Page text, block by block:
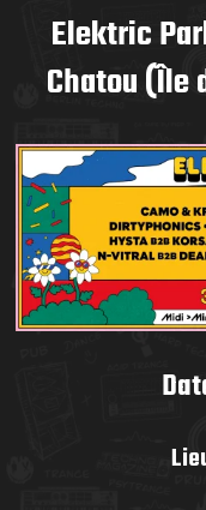
Elektric
Chatou